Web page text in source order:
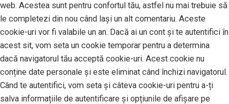
web. Acestea sunt pentru confortul tău, astfel nu mai trebuie să
le completezi din nou când lași un alt comentariu. Aceste
cookie-uri vor fi valabile un an. Dacă ai un cont și te autentifici în
acest sit, vom seta un cookie temporar pentru a determina
dacă navigatorul tău acceptă cookie-uri. Acest cookie nu
conține date personale și este eliminat când închizi navigatorul.
Când te autentifici, vom seta și câteva cookie-uri pentru a-ți
salva informațiile de autentificare și opțiunile de afișare pe